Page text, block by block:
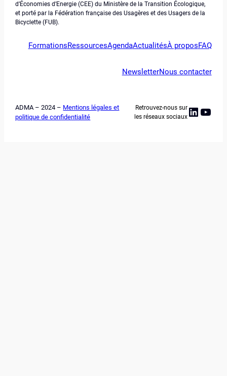
d’Économies d’Energie (CEE) du Ministère de la Transition Écologique,
et porté par la Fédération française des Usagères et des Usagers de la
Bicyclette (FUB).
FormationsRessourcesAgendaActualitésÀ proposFAQ
NewsletterNous contacter
ADMA – 2024 – Mentions légales et
politique de confidentialité
Retrouvez-nous sur
les réseaux sociaux